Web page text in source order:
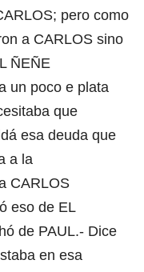
pero como
a CARLOS sino
ÑEÑE
un poco e plata
que
esa deuda que
a la
CARLOS
eso de EL
de PAUL.- Dice
en esa